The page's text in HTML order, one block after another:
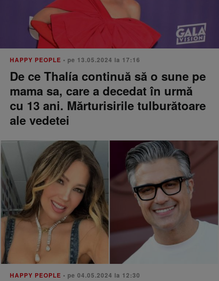
HAPPY PEOPLE • pe 13.05.2024 la 17:16
De ce Thalía continuă să o sune pe
mama sa, care a decedat în urmă
cu 13 ani. Mărturisirile tulburătoare
ale vedetei
HAPPY PEOPLE • pe 04.05.2024 la 12:30